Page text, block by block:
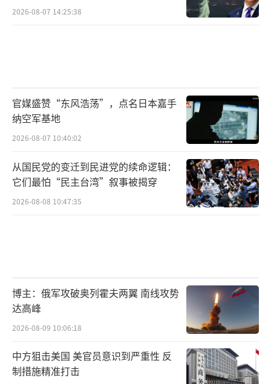
2026-08-07 14:25:38
官媒盛赞“东风浩荡”，点名日本嘉手
纳空军基地
2026-08-07 10:40:02
从国民党的变迁到民进党的续命逻辑：
它们最怕“民主台湾”叙事被揭穿
2026-08-08 10:47:35
博主：俄军攻破奥列霍夫两翼 南线攻势
达高峰
2026-08-09 10:06:18
中方狙击美国 美官员意识到严重性 反
制措施精准打击